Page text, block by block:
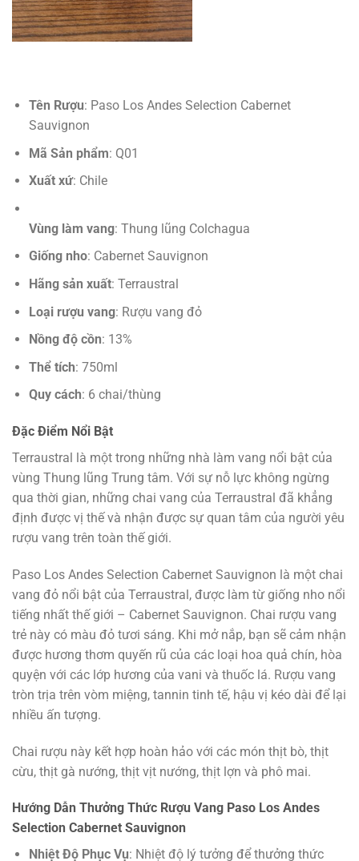
Tên Rượu: Paso Los Andes Selection Cabernet
Sauvignon
Mã Sản phẩm: Q01
Xuất xứ: Chile
Vùng làm vang: Thung lũng Colchagua
Giống nho: Cabernet Sauvignon
Hãng sản xuất: Terraustral
Loại rượu vang: Rượu vang đỏ
Nồng độ cồn: 13%
Thể tích: 750ml
Quy cách: 6 chai/thùng
Đặc Điểm Nổi Bật
Terraustral là một trong những nhà làm vang nổi bật của
vùng Thung lũng Trung tâm. Với sự nỗ lực không ngừng
qua thời gian, những chai vang của Terraustral đã khẳng
định được vị thế và nhận được sự quan tâm của người yêu
rượu vang trên toàn thế giới.
Paso Los Andes Selection Cabernet Sauvignon là một chai
vang đỏ nổi bật của Terraustral, được làm từ giống nho nổi
tiếng nhất thế giới – Cabernet Sauvignon. Chai rượu vang
trẻ này có màu đỏ tươi sáng. Khi mở nắp, bạn sẽ cảm nhận
được hương thơm quyến rũ của các loại hoa quả chín, hòa
quyện với các lớp hương của vani và thuốc lá. Rượu vang
tròn trịa trên vòm miệng, tannin tinh tế, hậu vị kéo dài để lại
nhiều ấn tượng.
Chai rượu này kết hợp hoàn hảo với các món thịt bò, thịt
cừu, thịt gà nướng, thịt vịt nướng, thịt lợn và phô mai.
Hướng Dẫn Thưởng Thức Rượu Vang Paso Los Andes
Selection Cabernet Sauvignon
Nhiệt Độ Phục Vụ: Nhiệt độ lý tưởng để thưởng thức